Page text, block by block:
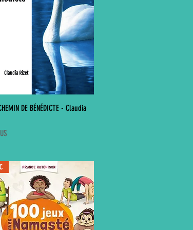
Aperçu rapide
DE BÉNÉDICTE - Claudia